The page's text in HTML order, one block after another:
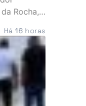
Rocha,
e
da
Há 16 horas